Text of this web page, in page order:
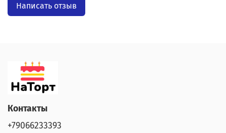
Написать отзыв
Контакты
+79066233393